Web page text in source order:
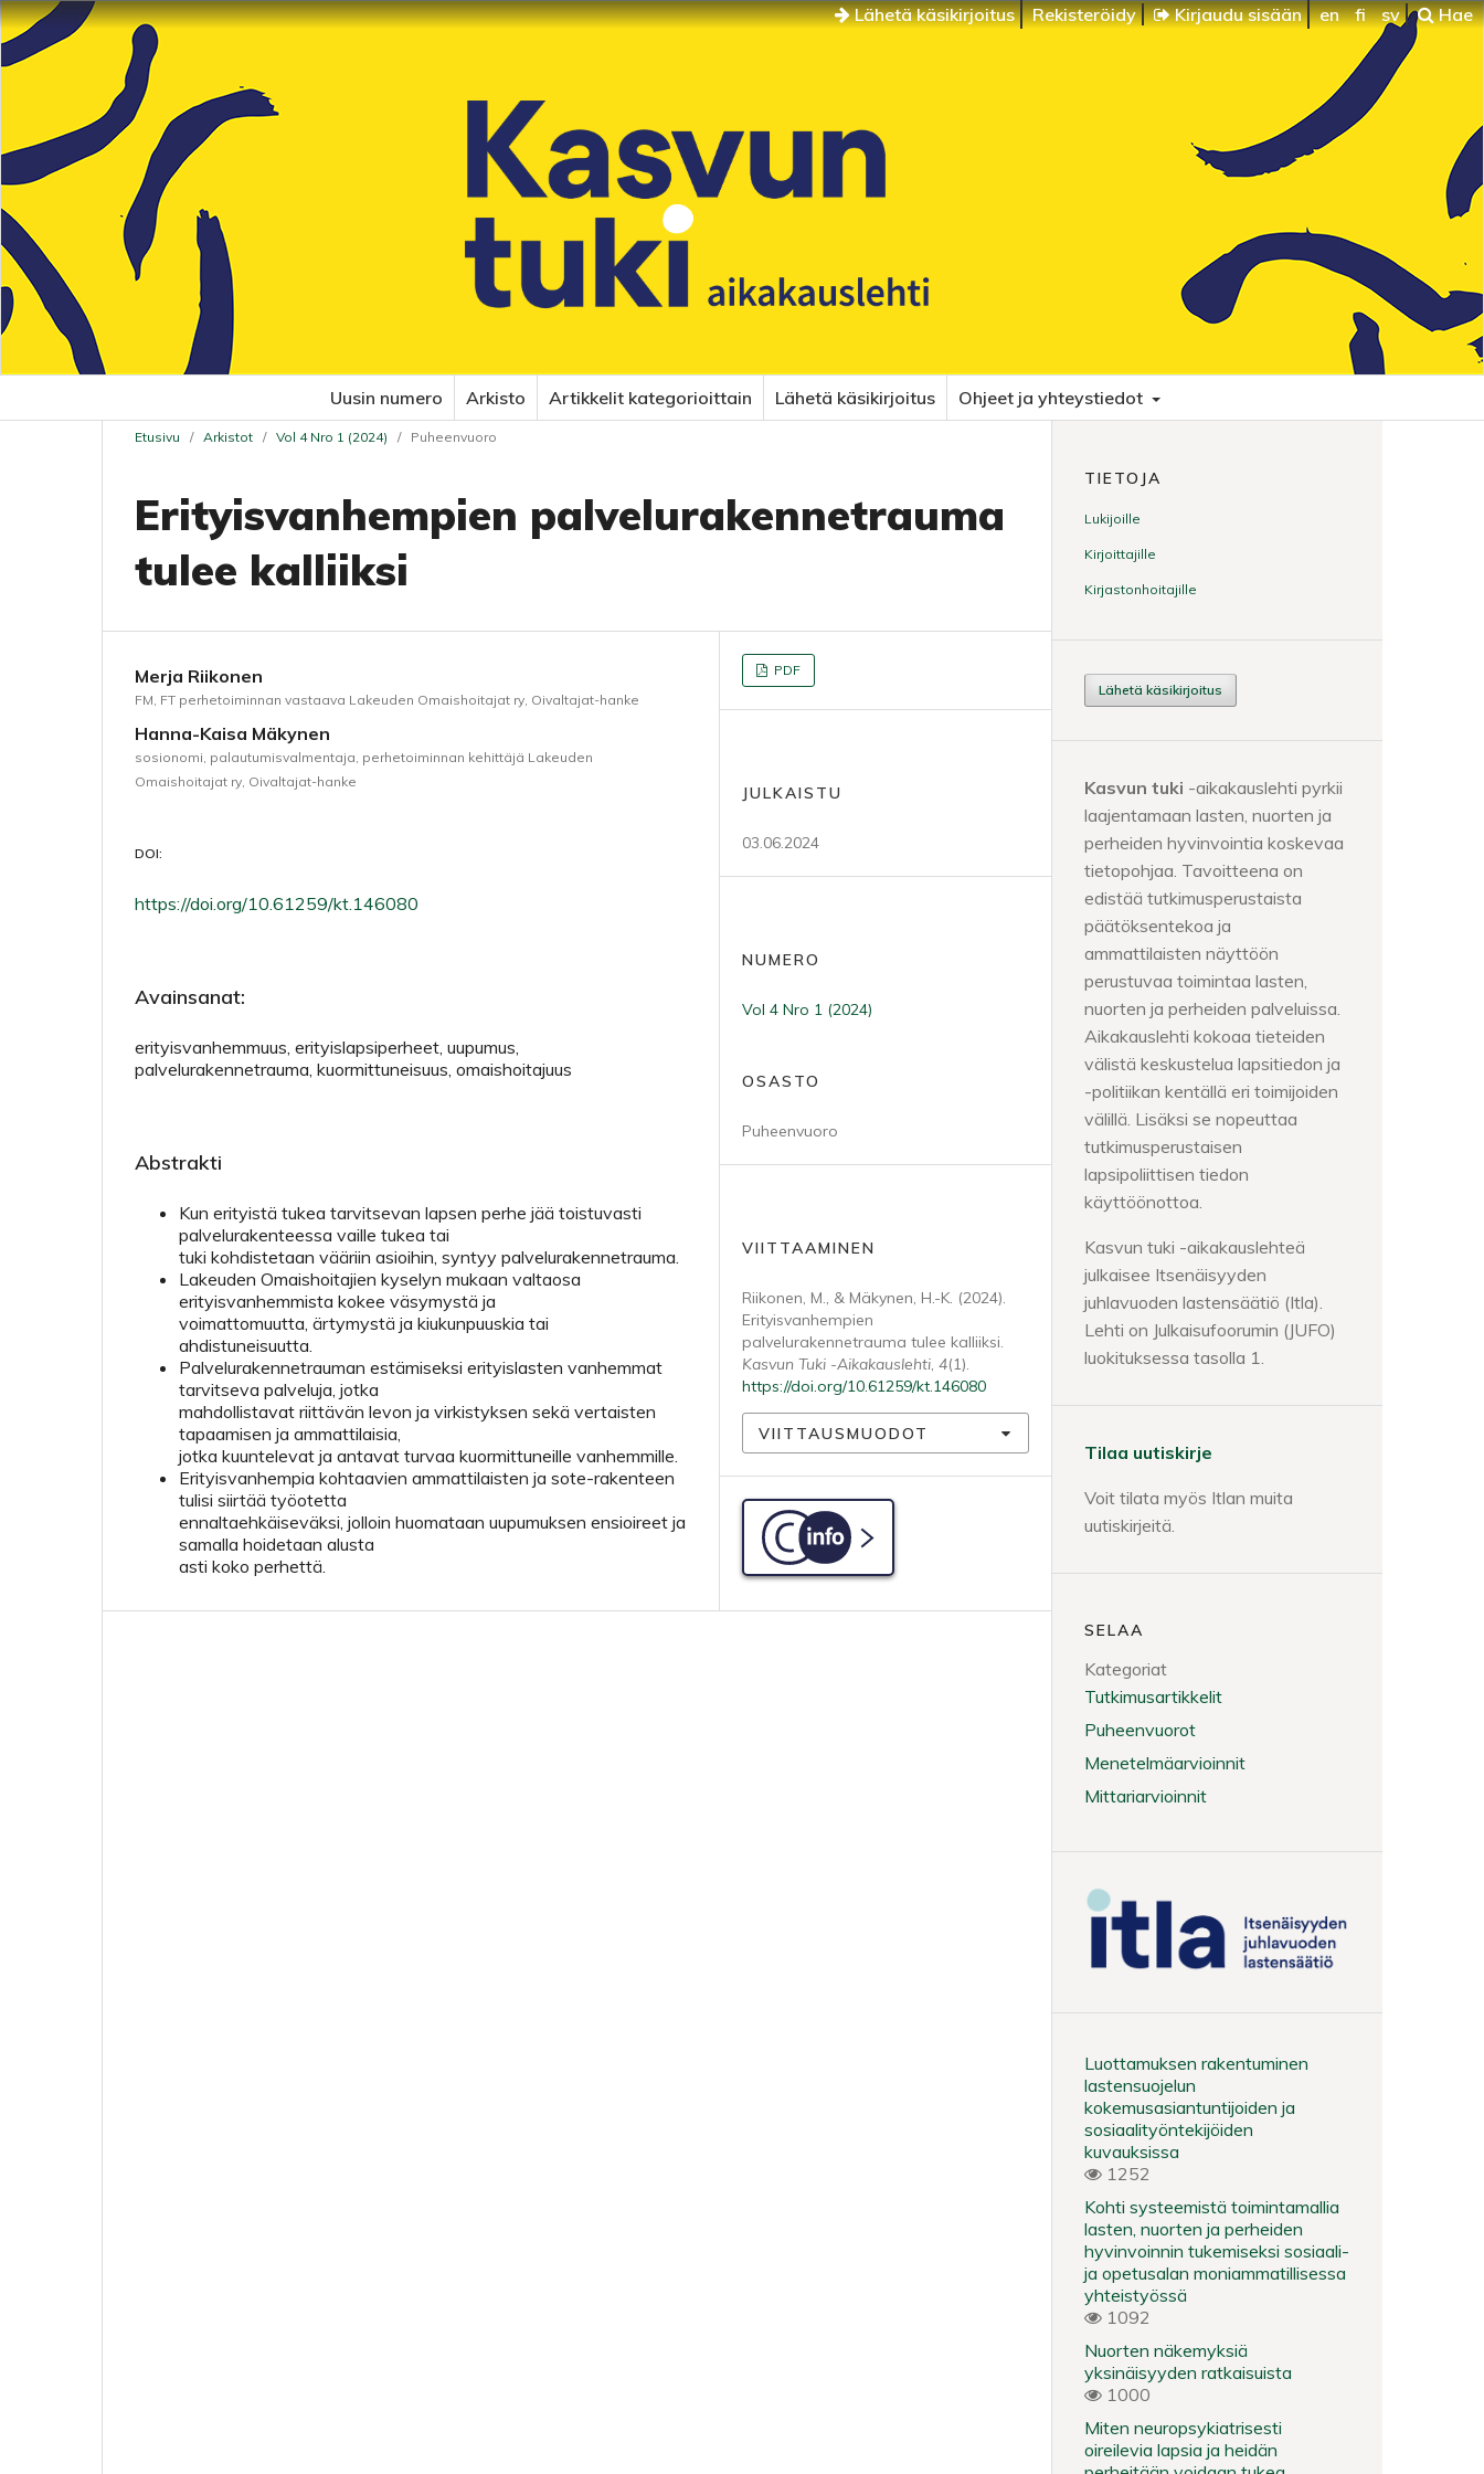
Lähetä käsikirjoitus Rekisteröidy Kirjaudu sisään en fi sv Hae
Uusin numero Arkisto Artikkelit kategorioittain Lähetä käsikirjoitus Ohjeet ja yhteystiedot
Etusivu / Arkistot / Vol 4 Nro 1 (2024) / Puheenvuoro
Erityisvanhempien palvelurakennetrauma
tulee kalliiksi
Merja Riikonen
FM, FT perhetoiminnan vastaava Lakeuden Omaishoitajat ry, Oivaltajat-hanke
Hanna-Kaisa Mäkynen
sosionomi, palautumisvalmentaja, perhetoiminnan kehittäjä Lakeuden
Omaishoitajat ry, Oivaltajat-hanke
DOI:
https://doi.org/10.61259/kt.146080
Avainsanat:
erityisvanhemmuus, erityislapsiperheet, uupumus,
palvelurakennetrauma, kuormittuneisuus, omaishoitajuus
Abstrakti
Kun erityistä tukea tarvitsevan lapsen perhe jää toistuvasti
palvelurakenteessa vaille tukea tai
tuki kohdistetaan vääriin asioihin, syntyy palvelurakennetrauma.
Lakeuden Omaishoitajien kyselyn mukaan valtaosa
erityisvanhemmista kokee väsymystä ja
voimattomuutta, ärtymystä ja kiukunpuuskia tai
ahdistuneisuutta.
Palvelurakennetrauman estämiseksi erityislasten vanhemmat
tarvitseva palveluja, jotka
mahdollistavat riittävän levon ja virkistyksen sekä vertaisten
tapaamisen ja ammattilaisia,
jotka kuuntelevat ja antavat turvaa kuormittuneille vanhemmille.
Erityisvanhempia kohtaavien ammattilaisten ja sote-rakenteen
tulisi siirtää työotetta
ennaltaehkäiseväksi, jolloin huomataan uupumuksen ensioireet ja
samalla hoidetaan alusta
asti koko perhettä.
PDF
JULKAISTU
03.06.2024
NUMERO
Vol 4 Nro 1 (2024)
OSASTO
Puheenvuoro
VIITTAAMINEN
Riikonen, M., & Mäkynen, H.-K. (2024).
Erityisvanhempien
palvelurakennetrauma tulee kalliiksi.
Kasvun Tuki -Aikakauslehti, 4(1).
https://doi.org/10.61259/kt.146080
VIITTAUSMUODOT
C-info
TIETOJA
Lukijoille
Kirjoittajille
Kirjastonhoitajille
Lähetä käsikirjoitus
Kasvun tuki -aikakauslehti pyrkii
laajentamaan lasten, nuorten ja
perheiden hyvinvointia koskevaa
tietopohjaa. Tavoitteena on
edistää tutkimusperustaista
päätöksentekoa ja
ammattilaisten näyttöön
perustuvaa toimintaa lasten,
nuorten ja perheiden palveluissa.
Aikakauslehti kokoaa tieteiden
välistä keskustelua lapsitiedon ja
-politiikan kentällä eri toimijoiden
välillä. Lisäksi se nopeuttaa
tutkimusperustaisen
lapsipoliittisen tiedon
käyttöönottoa.
Kasvun tuki -aikakauslehteä
julkaisee Itsenäisyyden
juhlavuoden lastensäätiö (Itla).
Lehti on Julkaisufoorumin (JUFO)
luokituksessa tasolla 1.
Tilaa uutiskirje
Voit tilata myös Itlan muita
uutiskirjeitä.
SELAA
Kategoriat
Tutkimusartikkelit
Puheenvuorot
Menetelmäarvioinnit
Mittariarvioinnit
Luottamuksen rakentuminen
lastensuojelun
kokemusasiantuntijoiden ja
sosiaalityöntekijöiden
kuvauksissa
1252
Kohti systeemistä toimintamallia
lasten, nuorten ja perheiden
hyvinvoinnin tukemiseksi sosiaali-
ja opetusalan moniammatillisessa
yhteistyössä
1092
Nuorten näkemyksiä
yksinäisyyden ratkaisuista
1000
Miten neuropsykiatrisesti
oireilevia lapsia ja heidän